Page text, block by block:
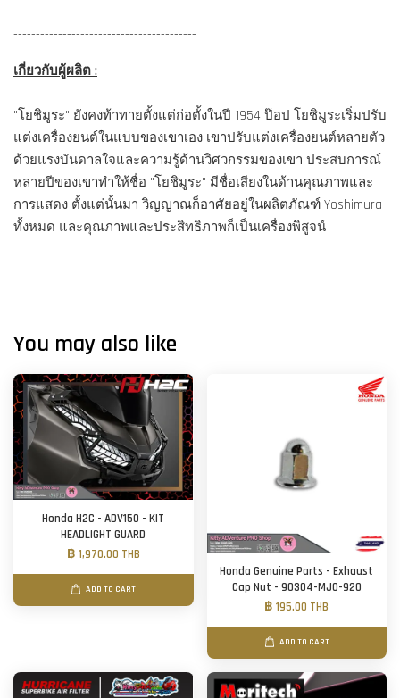
-----------------------------------------------------------------------------------
-----------------------------------------
เกี่ยวกับผู้ผลิต :
"โยชิมูระ" ยังคงท้าทายตั้งแต่ก่อตั้งในปี 1954 ป๊อป โยชิมูระเริ่มปรับ
แต่งเครื่องยนต์ในแบบของเขาเอง เขาปรับแต่งเครื่องยนต์หลายตัว
ด้วยแรงบันดาลใจและความรู้ด้านวิศวกรรมของเขา ประสบการณ์
หลายปีของเขาทำให้ชื่อ "โยชิมูระ" มีชื่อเสียงในด้านคุณภาพและ
การแสดง ตั้งแต่นั้นมา วิญญาณก็อาศัยอยู่ในผลิตภัณฑ์ Yoshimura
ทั้งหมด และคุณภาพและประสิทธิภาพก็เป็นเครื่องพิสูจน์
You may also like
Honda H2C - ADV150 - KIT
HEADLIGHT GUARD
฿ 1,970.00 THB
ADD TO CART
Honda Genuine Parts - Exhaust
Cap Nut - 90304-MJ0-920
฿ 195.00 THB
ADD TO CART